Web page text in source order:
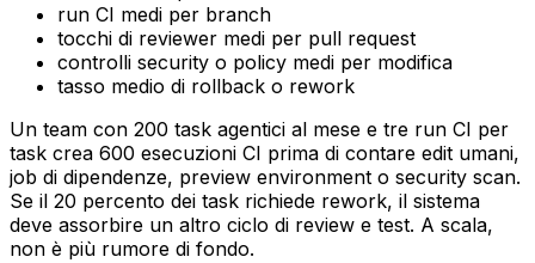
run CI medi per branch
tocchi di reviewer medi per pull request
controlli security o policy medi per modifica
tasso medio di rollback o rework
Un team con 200 task agentici al mese e tre run CI per
task crea 600 esecuzioni CI prima di contare edit umani,
job di dipendenze, preview environment o security scan.
Se il 20 percento dei task richiede rework, il sistema
deve assorbire un altro ciclo di review e test. A scala,
non è più rumore di fondo.